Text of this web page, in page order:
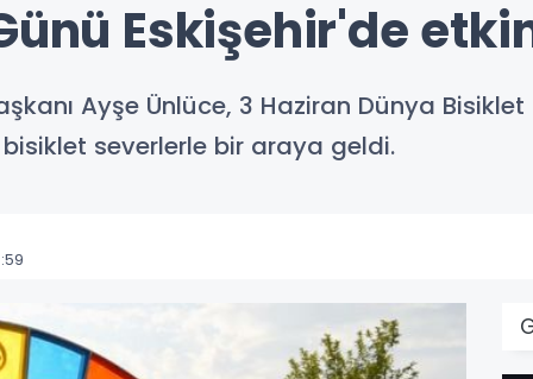
Eskişehir'de
Ayşe Ünlüce, 3 Haziran Dünya
severlerle bir araya geldi.